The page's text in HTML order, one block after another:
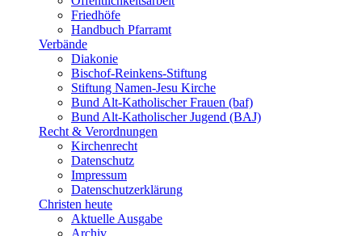
Friedhöfe
Handbuch Pfarramt
Verbände
Diakonie
Bischof-Reinkens-Stiftung
Stiftung Namen-Jesu Kirche
Bund Alt-Katholischer Frauen (baf)
Bund Alt-Katholischer Jugend (BAJ)
Recht & Verordnungen
Kirchenrecht
Datenschutz
Impressum
Datenschutzerklärung
Christen heute
Aktuelle Ausgabe
Archiv